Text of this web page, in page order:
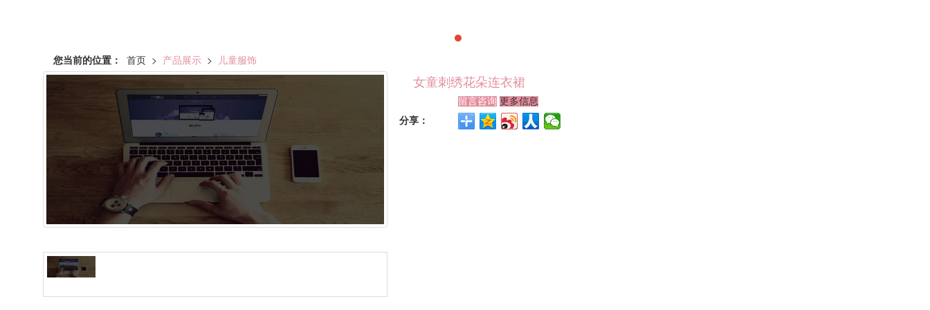
您当前的位置： 首页 > 产品展示 > 儿童服饰
女童刺绣花朵连衣裙
留言咨询 更多信息
分享：